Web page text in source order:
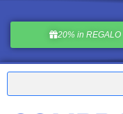
20% in REGALO